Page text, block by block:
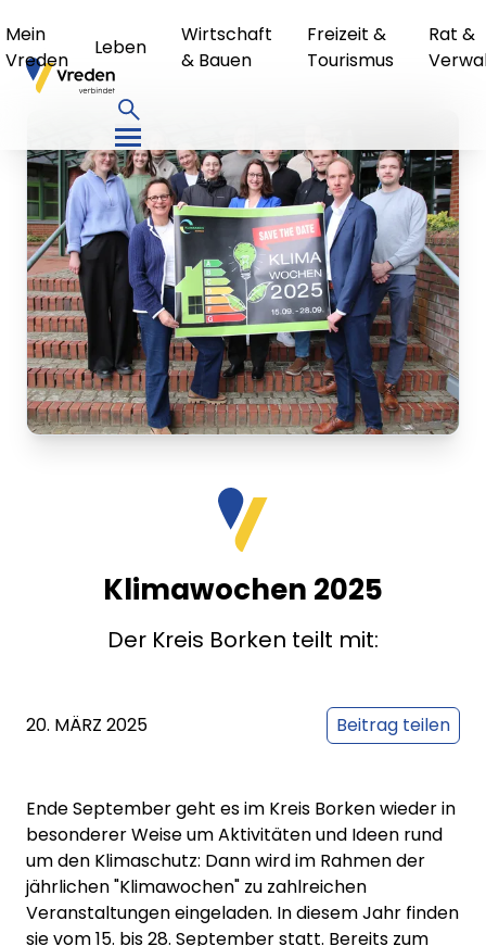
Mein
Vreden
Leben
Wirtschaft
& Bauen
Freizeit &
Tourismus
Rat &
Klimawochen 2025
Der Kreis Borken teilt mit:
20. MÄRZ 2025 Beitrag teilen
Ende September geht es im Kreis Borken wieder in
besonderer Weise um Aktivitäten und Ideen rund
um den Klimaschutz: Dann wird im Rahmen der
jährlichen "Klimawochen" zu zahlreichen
Veranstaltungen eingeladen. In diesem Jahr finden
sie vom 15. bis 28. September statt. Bereits zum